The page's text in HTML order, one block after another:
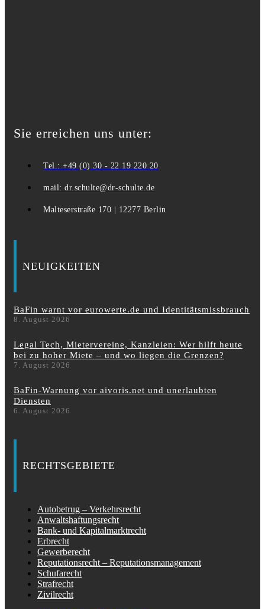
Sie erreichen uns unter:
Tel.: +49 (0) 30 - 22 19 220 20
mail: dr.schulte@dr-schulte.de
Malteserstraße 170 | 12277 Berlin
NEUIGKEITEN
BaFin warnt vor eurowerte.de und Identitätsmissbrauch
8. August 2026
Legal Tech, Mietervereine, Kanzleien: Wer hilft heute
bei zu hoher Miete – und wo liegen die Grenzen?
7. August 2026
BaFin-Warnung vor aivoris.net und unerlaubten
Diensten
6. August 2026
RECHTSGEBIETE
Autobetrug – Verkehrsrecht
Anwaltshaftungsrecht
Bank- und Kapitalmarktrecht
Erbrecht
Gewerberecht
Reputationsrecht – Reputationsmanagement
Schufarecht
Strafrecht
Zivilrecht